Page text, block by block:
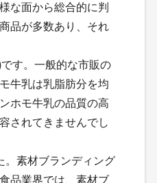
な面から総合的に判
品が多数あり、それ
す。一般的な市販の
牛乳は乳脂肪分を均
ホモ牛乳の品質の高
されてきませんでし
。素材ブランディング
品業界では、素材ブ